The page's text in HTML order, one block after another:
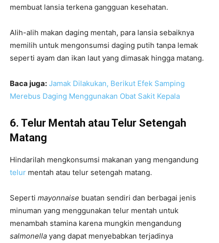
membuat lansia terkena gangguan kesehatan.
Alih-alih makan daging mentah, para lansia sebaiknya
memilih untuk mengonsumsi daging putih tanpa lemak
seperti ayam dan ikan laut yang dimasak hingga matang.
Baca juga: Jamak Dilakukan, Berikut Efek Samping
Merebus Daging Menggunakan Obat Sakit Kepala
6. Telur Mentah atau Telur Setengah
Matang
Hindarilah mengkonsumsi makanan yang mengandung
telur mentah atau telur setengah matang.
Seperti mayonnaise buatan sendiri dan berbagai jenis
minuman yang menggunakan telur mentah untuk
menambah stamina karena mungkin mengandung
salmonella yang dapat menyebabkan terjadinya